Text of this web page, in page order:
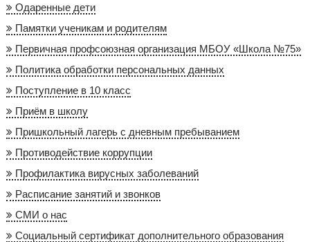
Одаренные дети
Памятки ученикам и родителям
Первичная профсоюзная организация МБОУ «Школа №75»
Политика обработки персональных данных
Поступление в 10 класс
Приём в школу
Пришкольный лагерь с дневным пребыванием
Противодействие коррупции
Профилактика вирусных заболеваний
Расписание занятий и звонков
СМИ о нас
Социальный сертификат дополнительного образования